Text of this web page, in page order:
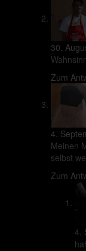
30.
Zum
4.
Meinen
selbst
Zum
4.